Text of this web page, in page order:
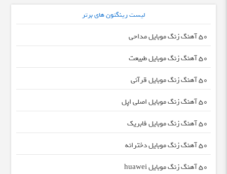
لیست رینگتون های برتر
50 آهنگ زنگ موبایل مداحی
50 آهنگ زنگ موبایل طبیعت
50 آهنگ زنگ موبایل قرآنی
50 آهنگ زنگ موبایل اصلی اپل
50 آهنگ زنگ موبایل فابریک
50 آهنگ زنگ موبایل دخترانه
50 آهنگ زنگ موبایل huawei